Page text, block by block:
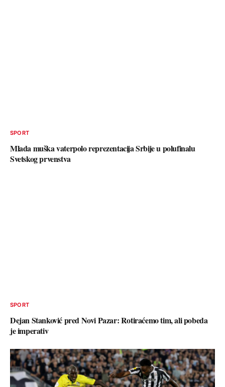
SPORT
Mlada muška vaterpolo reprezentacija Srbije u polufinalu
Svetskog prvenstva
SPORT
Dejan Stanković pred Novi Pazar: Rotiraćemo tim, ali pobeda
je imperativ